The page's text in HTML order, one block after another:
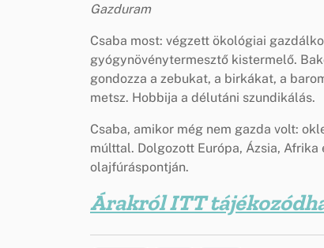
Gazduram
Csaba most: végzett ökológiai
gyógynövénytermesztő kistermelő.
gondozza a zebukat, a birkákat, a
metsz. Hobbija a délutáni szundikálás.
Csaba, amikor még nem gazda volt:
múlttal. Dolgozott Európa, Ázsia,
olajfúráspontján.
Árakról ITT